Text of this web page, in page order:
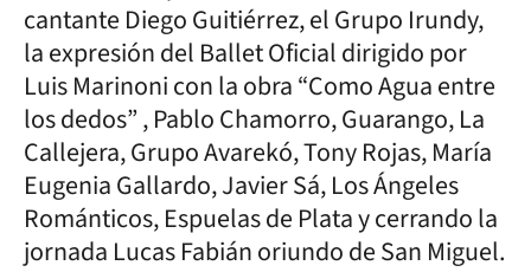
cantante Diego Guitiérrez, el Grupo Irundy,
la expresión del Ballet Oficial dirigido por
Luis Marinoni con la obra “Como Agua entre
los dedos” , Pablo Chamorro, Guarango, La
Callejera, Grupo Avarekó, Tony Rojas, María
Eugenia Gallardo, Javier Sá, Los Ángeles
Románticos, Espuelas de Plata y cerrando la
jornada Lucas Fabián oriundo de San Miguel.